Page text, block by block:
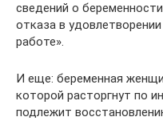
сведений о
отказа в
работе».
И еще: беременная
которой расторгнут по
подлежит